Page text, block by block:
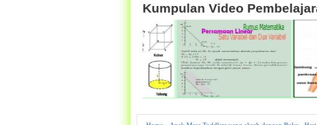
Kumpulan Video